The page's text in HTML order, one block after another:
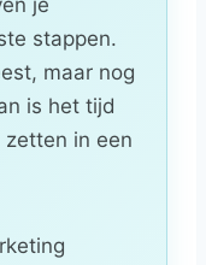
stappen.
maar nog
is het tijd
in een